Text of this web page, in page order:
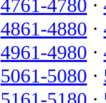
4761-4780 ·
4861-4880 ·
4961-4980 ·
5061-5080 ·